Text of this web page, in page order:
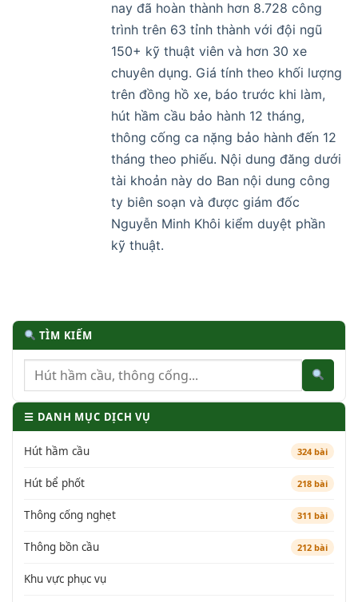
nay đã hoàn thành hơn 8.728 công
trình trên 63 tỉnh thành với đội ngũ
150+ kỹ thuật viên và hơn 30 xe
chuyên dụng. Giá tính theo khối lượng
trên đồng hồ xe, báo trước khi làm,
hút hầm cầu bảo hành 12 tháng,
thông cống ca nặng bảo hành đến 12
tháng theo phiếu. Nội dung đăng dưới
tài khoản này do Ban nội dung công
ty biên soạn và được giám đốc
Nguyễn Minh Khôi kiểm duyệt phần
kỹ thuật.
TÌM KIẾM
☰ DANH MỤC DỊCH VỤ
Hút hầm cầu 324 bài
Hút bể phốt 218 bài
Thông cống nghẹt 311 bài
Thông bồn cầu 212 bài
Khu vực phục vụ